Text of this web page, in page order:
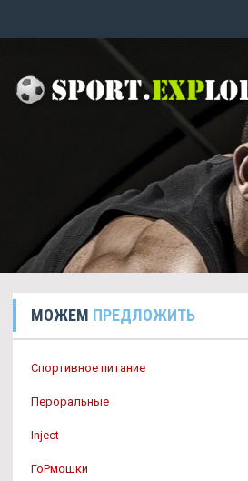
МОЖЕМ ПРЕДЛОЖИТЬ
Спортивное питание
Пероральные
Inject
ГоРмошки